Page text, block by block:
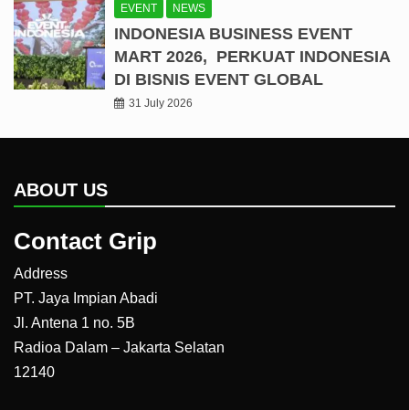
EVENT NEWS
INDONESIA BUSINESS EVENT
MART 2026, PERKUAT INDONESIA
DI BISNIS EVENT GLOBAL
31 July 2026
ABOUT US
Contact Grip
Address
PT. Jaya Impian Abadi
Jl. Antena 1 no. 5B
Radioa Dalam – Jakarta Selatan
12140